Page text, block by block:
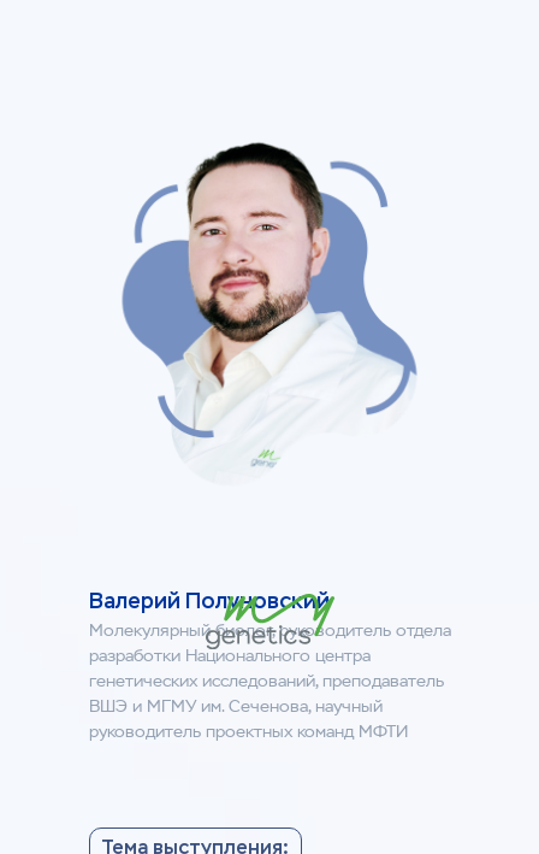
Тема выступления:
Молекулярный биолог, руководитель отдела
разработки Национального центра
генетических исследований, преподаватель
ВШЭ и МГМУ им. Сеченова, научный
руководитель проектных команд МФТИ
Валерий Полуновский